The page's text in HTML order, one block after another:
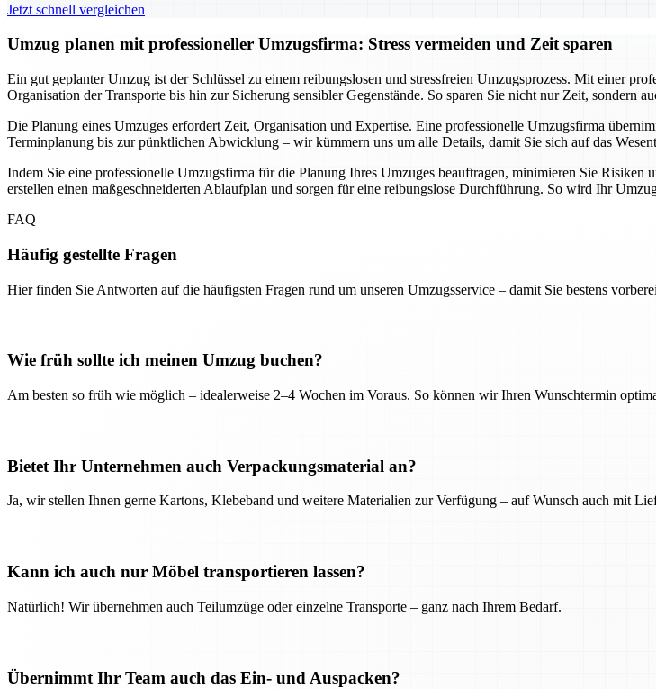
Jetzt schnell vergleichen
Umzug planen mit professioneller Umzugsfirma: Stress vermeiden und Zeit sparen
Ein gut geplanter Umzug ist der Schlüssel zu einem reibungslosen und stressfreien Umzugsprozess. Mit einer
Organisation der Transporte bis hin zur Sicherung sensibler Gegenstände. So sparen Sie nicht nur Zeit, sondern
Die Planung eines Umzuges erfordert Zeit, Organisation und Expertise. Eine professionelle Umzugsfirma
Terminplanung bis zur pünktlichen Abwicklung – wir kümmern uns um alle Details, damit Sie sich auf das
Indem Sie eine professionelle Umzugsfirma für die Planung Ihres Umzuges beauftragen, minimieren Sie
erstellen einen maßgeschneiderten Ablaufplan und sorgen für eine reibungslose Durchführung. So wird Ihr
FAQ
Häufig gestellte Fragen
Hier finden Sie Antworten auf die häufigsten Fragen rund um unseren Umzugsservice – damit Sie bestens
Wie früh sollte ich meinen Umzug buchen?
Am besten so früh wie möglich – idealerweise 2–4 Wochen im Voraus. So können wir Ihren Wunschtermin
Bietet Ihr Unternehmen auch Verpackungsmaterial an?
Ja, wir stellen Ihnen gerne Kartons, Klebeband und weitere Materialien zur Verfügung – auf Wunsch auch mit
Kann ich auch nur Möbel transportieren lassen?
Natürlich! Wir übernehmen auch Teilumzüge oder einzelne Transporte – ganz nach Ihrem Bedarf.
Übernimmt Ihr Team auch das Ein- und Auspacken?